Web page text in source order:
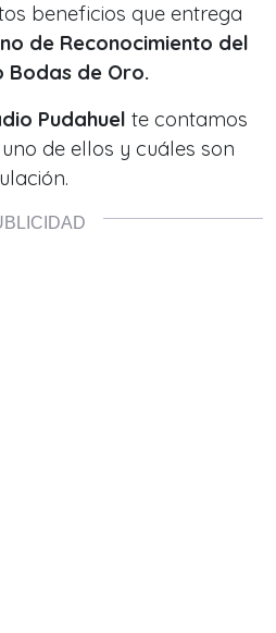
beneficios que entrega
de Reconocimiento del
Bodas de Oro.
Pudahuel te contamos
de ellos y cuáles son